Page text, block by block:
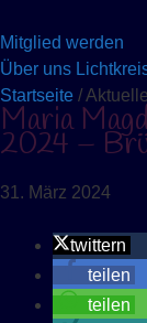
Mitglied werden
Über uns
Startseite /
Maria
2024 –
31. März 2024
twittern
teilen
teilen